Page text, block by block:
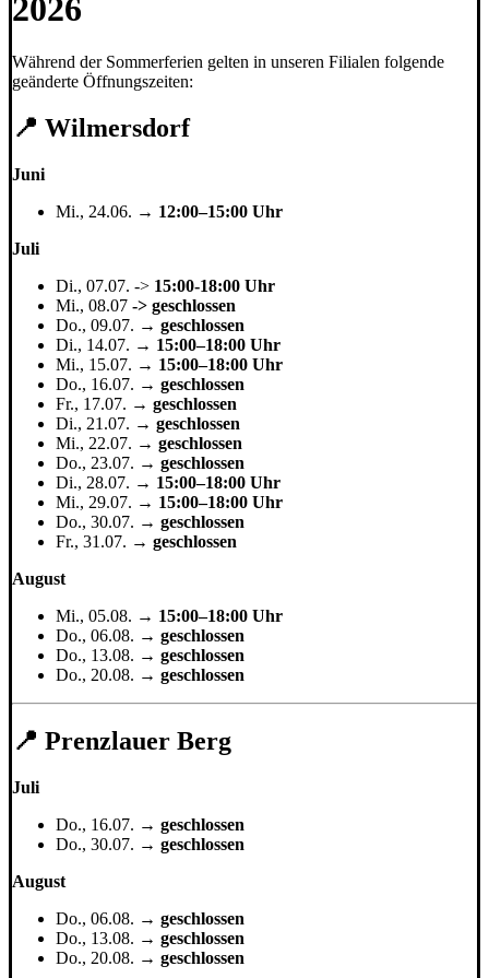
2026
Während der Sommerferien gelten in unseren Filialen folgende
geänderte Öffnungszeiten:
📍 Wilmersdorf
Juni
Mi., 24.06. → 12:00–15:00 Uhr
Juli
Di., 07.07. -> 15:00-18:00 Uhr
Mi., 08.07 -> geschlossen
Do., 09.07. → geschlossen
Di., 14.07. → 15:00–18:00 Uhr
Mi., 15.07. → 15:00–18:00 Uhr
Do., 16.07. → geschlossen
Fr., 17.07. → geschlossen
Di., 21.07. → geschlossen
Mi., 22.07. → geschlossen
Do., 23.07. → geschlossen
Di., 28.07. → 15:00–18:00 Uhr
Mi., 29.07. → 15:00–18:00 Uhr
Do., 30.07. → geschlossen
Fr., 31.07. → geschlossen
August
Mi., 05.08. → 15:00–18:00 Uhr
Do., 06.08. → geschlossen
Do., 13.08. → geschlossen
Do., 20.08. → geschlossen
📍 Prenzlauer Berg
Juli
Do., 16.07. → geschlossen
Do., 30.07. → geschlossen
August
Do., 06.08. → geschlossen
Do., 13.08. → geschlossen
Do., 20.08. → geschlossen